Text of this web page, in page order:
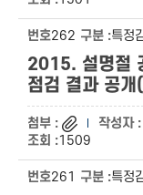
262 특정
2015. 설명절
점검 결과 공개
1509
261 특정